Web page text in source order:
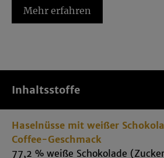
Schokolade
Eine Handvoll Glück:
Jede Nuss ist sorgfältig mit
Geschenkgläser mit
unserer pikant-salzigen
Mehr erfahren
Inhaltsstoffe
Haselnüsse mit weißer
Coffee-Geschmack
77,2 % weiße Schokolade